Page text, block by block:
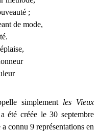
;
de mode,
simplement les Vieux
été créée le 30 septembre
connu 9 représentations en